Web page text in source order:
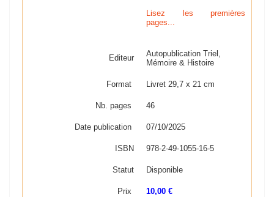
Lisez les premières
pages...
Editeur
Autopublication Triel,
Mémoire & Histoire
Format Livret 29,7 x 21 cm
Nb. pages 46
Date publication 07/10/2025
ISBN 978-2-49-1055-16-5
Statut Disponible
Prix 10,00 €